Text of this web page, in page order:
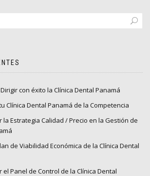
con éxito la Clínica Dental Panamá
Clínica Dental Panamá de la Competencia
la Estrategia Calidad / Precio en la Gestión de
de Viabilidad Económica de la Clínica Dental
el Panel de Control de la Clínica Dental